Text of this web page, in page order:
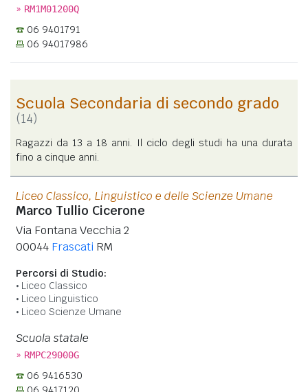
» RM1M01200Q
06 9401791
06 94017986
Scuola Secondaria di secondo grado
(14)
Ragazzi da 13 a 18 anni. Il ciclo degli studi ha una durata
fino a cinque anni.
Liceo Classico, Linguistico e delle Scienze Umane
Marco Tullio Cicerone
Via Fontana Vecchia 2
00044 Frascati RM
Percorsi di Studio:
Liceo Classico
Liceo Linguistico
Liceo Scienze Umane
Scuola statale
» RMPC29000G
06 9416530